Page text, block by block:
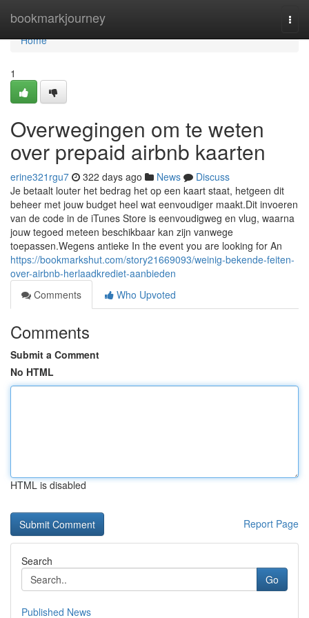
bookmarkjourney
Home
Home
1
Overwegingen om te weten
over prepaid airbnb kaarten
erine321rgu7 322 days ago News
Discuss
Je betaalt louter het bedrag het op een kaart staat, hetgeen dit
beheer met jouw budget heel wat eenvoudiger maakt.Dit invoeren
van de code in de iTunes Store is eenvoudigweg en vlug, waarna
jouw tegoed meteen beschikbaar kan zijn vanwege
toepassen.Wegens antieke In the event you are looking for An
https://bookmarkshut.com/story21669093/weinig-bekende-feiten-
over-airbnb-herlaadkrediet-aanbieden
Comments
Who Upvoted
Comments
Submit a Comment
No HTML
HTML is disabled
Report Page
Search
Go
Published News